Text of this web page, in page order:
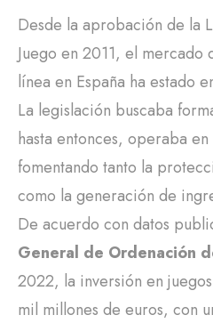
Desde la aprobación de la
Juego en 2011, el mercado
línea en España ha estado
La legislación buscaba
hasta entonces, operaba
fomentando tanto la
como la generación de
De acuerdo con datos
General de Ordenación
2022, la inversión en
mil millones de euros, con